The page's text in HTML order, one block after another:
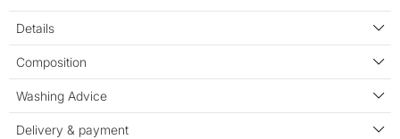
Details
Composition
Washing Advice
Delivery & payment